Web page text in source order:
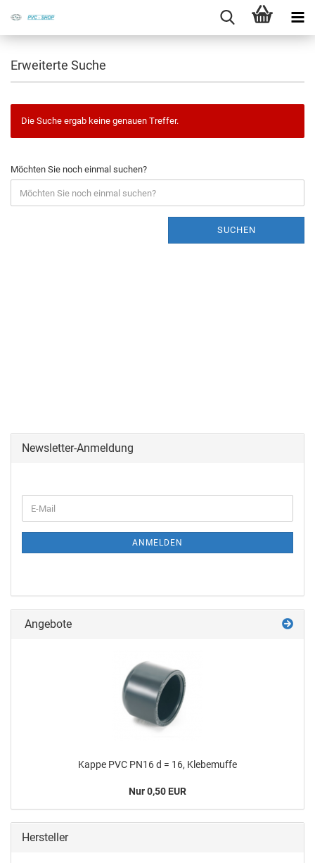
Erweiterte Suche
Die Suche ergab keine genauen Treffer.
Möchten Sie noch einmal suchen?
SUCHEN
Newsletter-Anmeldung
ANMELDEN
Angebote
Kappe PVC PN16 d = 16, Kle­be­muf­fe
Nur 0,50 EUR
Hersteller